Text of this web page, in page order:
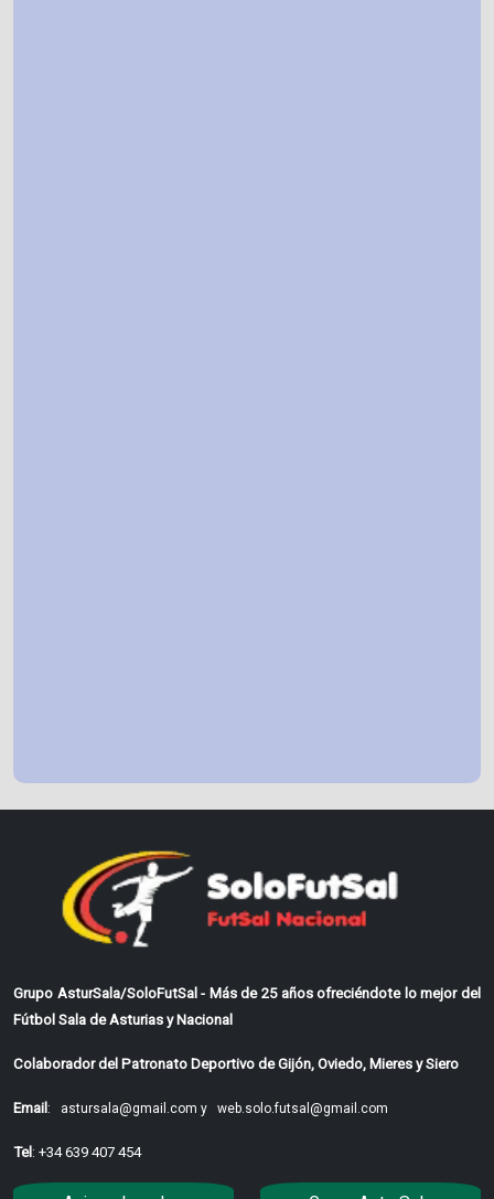
Grupo AsturSala/SoloFutSal - Más de 25 años ofreciéndote lo mejor del
Fútbol Sala de Asturias y Nacional
Colaborador del Patronato Deportivo de Gijón, Oviedo, Mieres y Siero
Email: astursala@gmail.com y web.solo.futsal@gmail.com
Tel: +34 639 407 454